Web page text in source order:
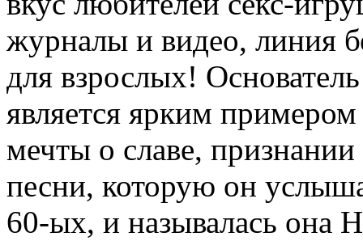
журналы и видео, линия
для взрослых!
является ярким
мечты о славе,
песни, которую он
60-ых, и называлась она